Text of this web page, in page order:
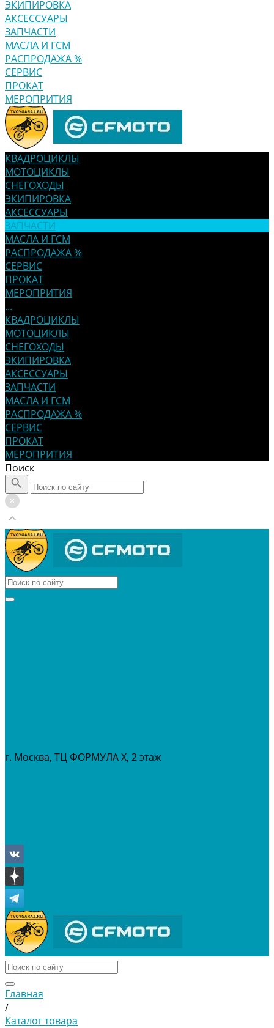
ЭКИПИРОВКА
АКСЕССУАРЫ
ЗАПЧАСТИ
МАСЛА И ГСМ
РАСПРОДАЖА %
СЕРВИС
ПРОКАТ
МЕРОПРИТИЯ
КВАДРОЦИКЛЫ
МОТОЦИКЛЫ
СНЕГОХОДЫ
ЭКИПИРОВКА
АКСЕССУАРЫ
ЗАПЧАСТИ
МАСЛА И ГСМ
РАСПРОДАЖА %
СЕРВИС
ПРОКАТ
МЕРОПРИТИЯ
...
КВАДРОЦИКЛЫ
МОТОЦИКЛЫ
СНЕГОХОДЫ
ЭКИПИРОВКА
АКСЕССУАРЫ
ЗАПЧАСТИ
МАСЛА И ГСМ
РАСПРОДАЖА %
СЕРВИС
ПРОКАТ
МЕРОПРИТИЯ
Поиск
г. Москва, ТЦ ФОРМУЛА Х, 2 этаж
Главная
/
Каталог товара